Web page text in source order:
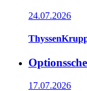
24.07.2026
17.07.2026